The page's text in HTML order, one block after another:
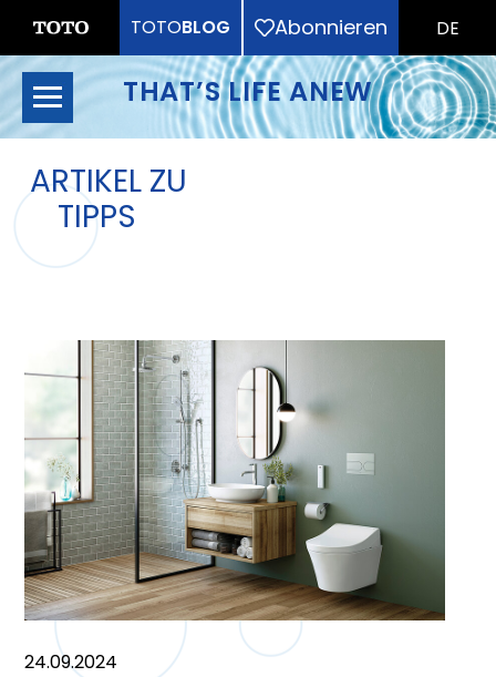
TOTOBLOG Abonnieren DE
THAT’S LIFE ANEW
ARTIKEL ZU
TIPPS
24.09.2024